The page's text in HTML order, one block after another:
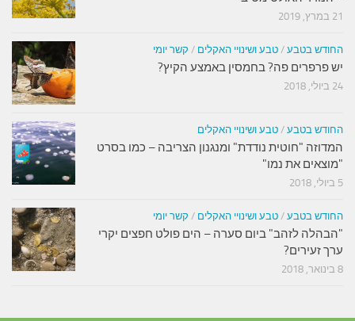
21 במרץ, 2019
החודש בטבע / טבע ושינויי האקלים / קשר יומי
יש פרפרים פה? בחמסין באמצע הקיץ?
24 ביולי, 2018
החודש בטבע / טבע ושינויי האקלים
המדוזה "חוטית נודדת" ומנגנון הצריבה – כמו בסרט
"מוצאים את נמו"
5 ביולי, 2018
החודש בטבע / טבע ושינויי האקלים / קשר יומי
"הבהלה לזהב" ביום סערה – הים פולט חפצים יקרי
ערך זעירים?
8 בינואר, 2018